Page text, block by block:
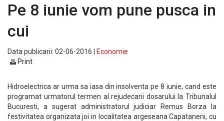
Pe 8 iunie vom pune pusca in
cui
Data publicarii: 02-06-2016 |
Economie
Print
Hidroelectrica ar urma sa iasa din insolventa pe 8 iunie, cand este
programat urmatorul termen al rejudecarii dosarului la Tribunalul
Bucuresti, a sugerat administratorul judiciar Remus Borza la
festivitatea organizata joi in localitatea argeseana Capataneni, cu